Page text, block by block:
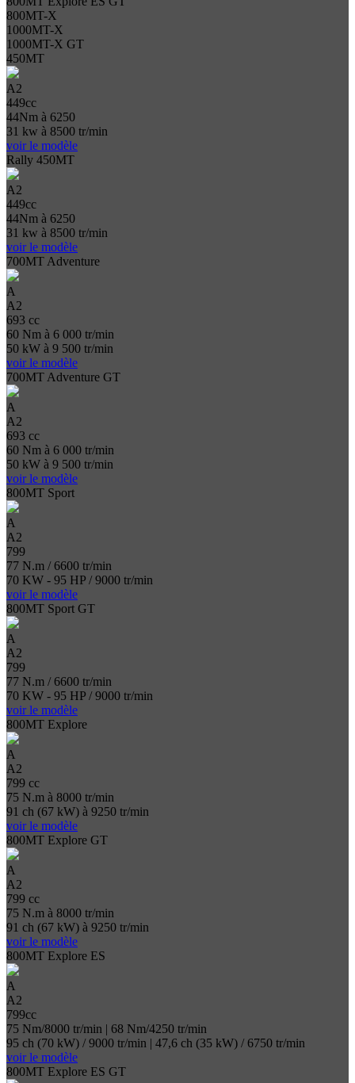
800MT-X
1000MT-X
1000MT-X GT
450MT
A2
449cc
44Nm à 6250
31 kw à 8500 tr/min
voir le modèle
Rally 450MT
A2
449cc
44Nm à 6250
31 kw à 8500 tr/min
voir le modèle
700MT Adventure
A
A2
693 cc
60 Nm à 6 000 tr/min
50 kW à 9 500 tr/min
voir le modèle
700MT Adventure GT
A
A2
693 cc
60 Nm à 6 000 tr/min
50 kW à 9 500 tr/min
voir le modèle
800MT Sport
A
A2
799
77 N.m / 6600 tr/min
70 KW - 95 HP / 9000 tr/min
voir le modèle
800MT Sport GT
A
A2
799
77 N.m / 6600 tr/min
70 KW - 95 HP / 9000 tr/min
voir le modèle
800MT Explore
A
A2
799 cc
75 N.m à 8000 tr/min
91 ch (67 kW) à 9250 tr/min
voir le modèle
800MT Explore GT
A
A2
799 cc
75 N.m à 8000 tr/min
91 ch (67 kW) à 9250 tr/min
voir le modèle
800MT Explore ES
A
A2
799cc
75 Nm/8000 tr/min | 68 Nm/4250 tr/min
95 ch (70 kW) / 9000 tr/min | 47,6 ch (35 kW) / 6750 tr/min
voir le modèle
800MT Explore ES GT